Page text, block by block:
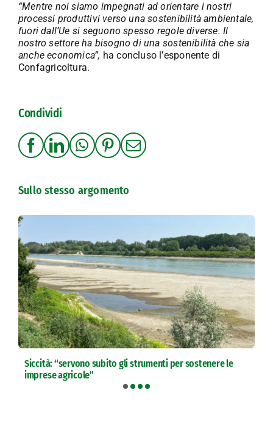
“Mentre noi siamo impegnati ad orientare i nostri
processi produttivi verso una sostenibilità ambientale,
fuori dall’Ue si seguono spesso regole diverse. Il
nostro settore ha bisogno di una sostenibilità che sia
anche economica”, ha concluso l’esponente di
Confagricoltura.
Condividi
Sullo stesso argomento
Siccità: “servono subito gli strumenti per sostenere le
imprese agricole”